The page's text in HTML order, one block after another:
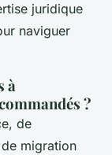
juridique
naviguer
à
?
de
migration